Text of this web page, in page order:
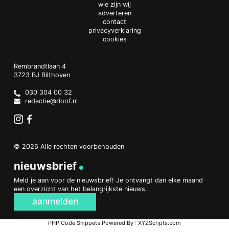
wie zijn wij
adverteren
contact
privacyverklaring
cookies
Doof.nl
work
Rembrandtlaan 4
3723 BJ Bilthoven
Netherlands
030 304 00 32
redactie@doof.nl
© 2026 Alle rechten voorbehouden
nieuwsbrief
Meld je aan voor de nieuwsbrief! Je ontvangt dan elke maand
een overzicht van het belangrijkste nieuws.
aanmelden
PHP Code Snippets Powered By : XYZScripts.com